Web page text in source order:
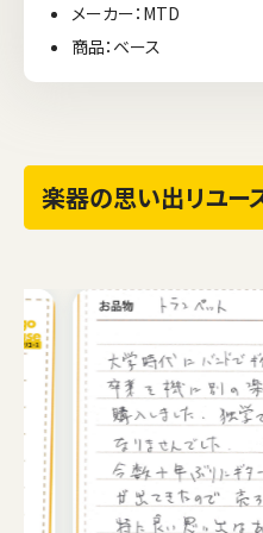
メーカー：MTD
商品：ベース
楽器の思い出リユー